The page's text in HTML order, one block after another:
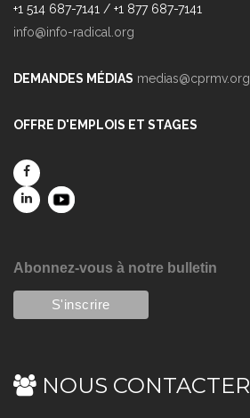
+1 514 687-7141 / +1 877 687-7141
info@info-radical.org
DEMANDES MÉDIAS medias@cprmv.org
OFFRE D'EMPLOIS ET STAGES
Abonnez-vous à notre bulletin
NOUS CONTACTER